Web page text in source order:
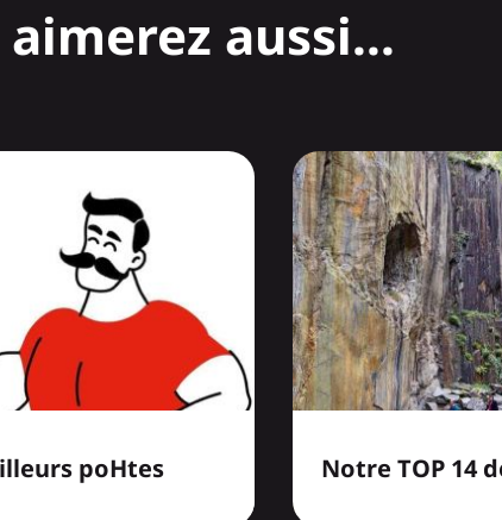
aimerez aussi...
poHtes Notre TOP 14